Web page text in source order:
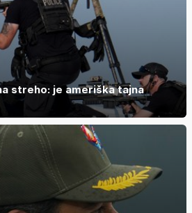
streho: je ameriška tajna